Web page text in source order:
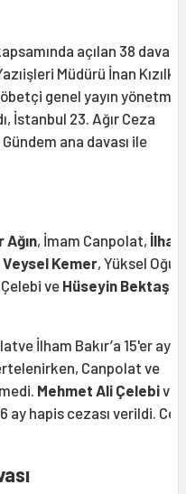
açılan 38
Müdürü İnan
genel yayın
İstanbul 23. Ağır Ceza
ana davası ile
Ağın, İmam Canpolat, İlham
Veysel Kemer, Yüksel
ve Hüseyin Bektaş'
İlham Bakır’a 15'er ay
Canpolat ve
Mehmet Ali Çelebive
6 ay hapis cezası verildi.